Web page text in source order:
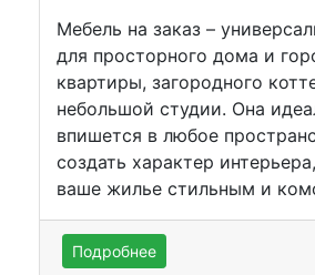
Мебель на заказ –
для просторного дома и
квартиры, загородного
небольшой студии. Она
впишется в любое
создать характер
ваше жилье стильным и
Подробнее